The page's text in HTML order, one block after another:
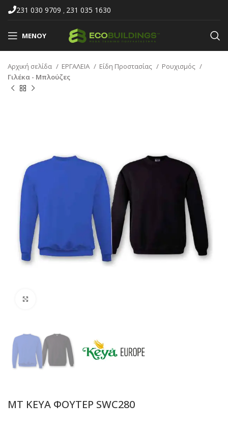
231 030 9709 , 231 035 1630
ΜΕΝΟΎ
Αρχική σελίδα ΕΡΓΑΛΕΙΑ Είδη Προστασίας
Ρουχισμός
Γιλέκα - Μπλούζες
MT KEYA ΦΟΥΤΕΡ SWC280